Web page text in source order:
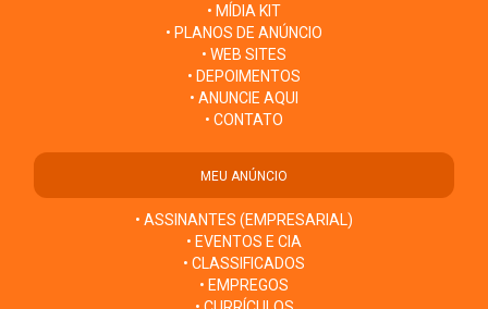
• MÍDIA KIT
• PLANOS DE ANÚNCIO
• WEB SITES
• DEPOIMENTOS
• ANUNCIE AQUI
• CONTATO
MEU ANÚNCIO
• ASSINANTES (EMPRESARIAL)
• EVENTOS E CIA
• CLASSIFICADOS
• EMPREGOS